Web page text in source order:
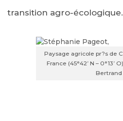
transition agro-écologique.
Paysage agricole pr?s de
France (45°42’ N – 0°13’
Bertrand